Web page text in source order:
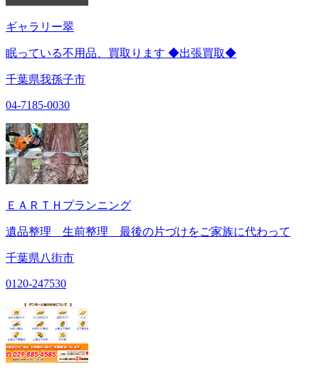
ギャラリー翠
眠っている不用品、買取ります ◆出張買取◆
千葉県我孫子市
04-7185-0030
ＥＡＲＴＨプランニング
遺品整理 生前整理 最後の片づけをご家族に代わって
千葉県八街市
0120-247530